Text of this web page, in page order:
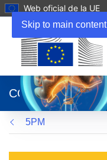
Skip to main content
Web oficial de la UE
abrirá
en
una
nueva
ventana)
CORDIS
5PM